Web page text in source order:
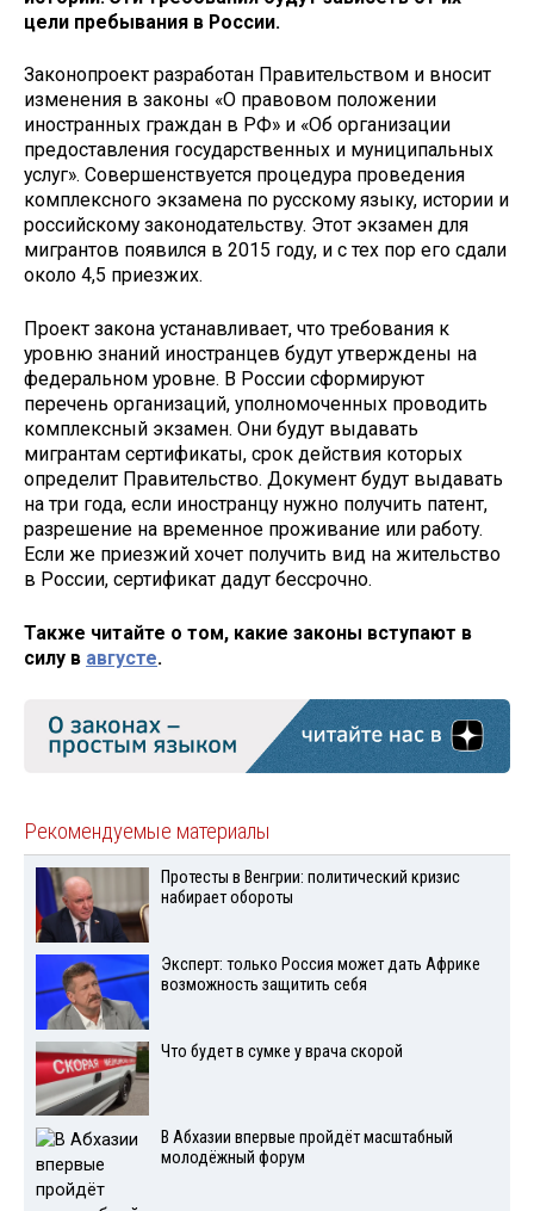
цели пребывания в России.
Законопроект разработан Правительством и вносит
изменения в законы «О правовом положении
иностранных граждан в РФ» и «Об организации
предоставления государственных и муниципальных
услуг». Совершенствуется процедура проведения
комплексного экзамена по русскому языку, истории и
российскому законодательству. Этот экзамен для
мигрантов появился в 2015 году, и с тех пор его сдали
около 4,5 приезжих.
Проект закона устанавливает, что требования к
уровню знаний иностранцев будут утверждены на
федеральном уровне. В России сформируют
перечень организаций, уполномоченных проводить
комплексный экзамен. Они будут выдавать
мигрантам сертификаты, срок действия которых
определит Правительство. Документ будут выдавать
на три года, если иностранцу нужно получить патент,
разрешение на временное проживание или работу.
Если же приезжий хочет получить вид на жительство
в России, сертификат дадут бессрочно.
Также читайте о том, какие законы вступают в
силу в августе.
Рекомендуемые материалы
Протесты в Венгрии: политический кризис
набирает обороты
Эксперт: только Россия может дать Африке
возможность защитить себя
Что будет в сумке у врача скорой
В Абхазии впервые пройдёт масштабный
молодёжный форум